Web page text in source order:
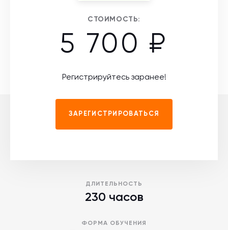
СТОИМОСТЬ:
5 700 ₽
Регистрируйтесь заранее!
ЗАРЕГИСТРИРОВАТЬСЯ
ДЛИТЕЛЬНОСТЬ
230 часов
ФОРМА ОБУЧЕНИЯ